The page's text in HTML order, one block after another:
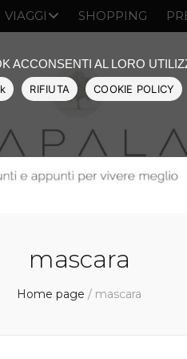
VIAGGI SHOPPING
mascara
Home page / mascara
ACCONSENTI AL LORO
RIFIUTA COOKIE POLICY